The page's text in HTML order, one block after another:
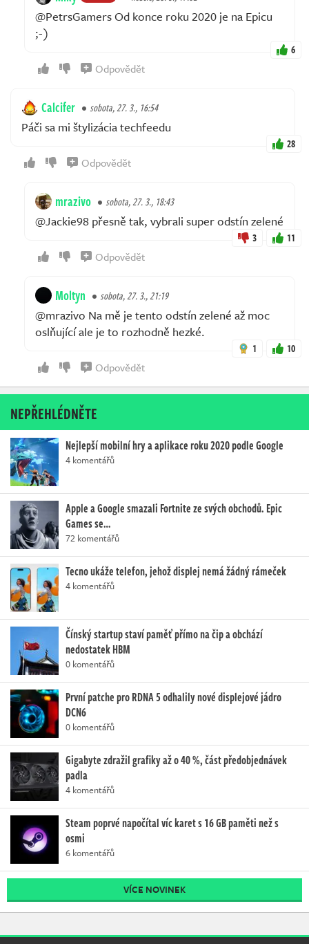
@PetrsGamers Od konce roku 2020 je na Epicu
;-)
6
Odpovědět
Calcifer sobota, 27. 3., 16:54
Páči sa mi štylizácia techfeedu
28
Odpovědět
mrazivo sobota, 27. 3., 18:43
@Jackie98 přesně tak, vybrali super odstín zelené
3 11
Odpovědět
Moltyn sobota, 27. 3., 21:19
@mrazivo Na mě je tento odstín zelené až moc
oslňující ale je to rozhodně hezké.
1 10
Odpovědět
NEPŘEHLÉDNĚTE
Nejlepší mobilní hry a aplikace roku 2020 podle Google
4 komentářů
Apple a Google smazali Fortnite ze svých obchodů. Epic
Games se…
72 komentářů
Tecno ukáže telefon, jehož displej nemá žádný rámeček
4 komentářů
Čínský startup staví paměť přímo na čip a obchází
nedostatek HBM
0 komentářů
První patche pro RDNA 5 odhalily nové displejové jádro
DCN6
0 komentářů
Gigabyte zdražil grafiky až o 40 %, část předobjednávek
padla
4 komentářů
Steam poprvé napočítal víc karet s 16 GB paměti než s
osmi
6 komentářů
VÍCE NOVINEK